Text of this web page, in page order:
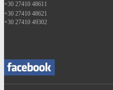
+30 27410 48611
+30 27410 48621
+30 27410 49302